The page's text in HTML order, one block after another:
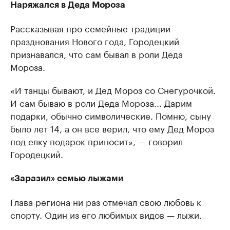
Наряжался в Деда Мороза
Рассказывая про семейные традиции
празднования Нового года, Городецкий
признавался, что сам бывал в роли Деда
Мороза.
«И танцы бывают, и Дед Мороз со Снегурочкой.
И сам бываю в роли Деда Мороза... Дарим
подарки, обычно символические. Помню, сыну
было лет 14, а он все верил, что ему Дед Мороз
под елку подарок приносит», — говорил
Городецкий.
«Заразил» семью лыжами
Глава региона ни раз отмечал свою любовь к
спорту. Один из его любимых видов — лыжи.